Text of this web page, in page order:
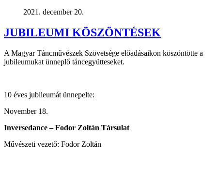
2021. december 20.
JUBILEUMI KÖSZÖNTÉSEK
A Magyar Táncművészek Szövetsége előadásaikon köszöntötte a
jubileumukat ünneplő táncegyütteseket.
10 éves jubileumát ünnepelte:
November 18.
Inversedance – Fodor Zoltán Társulat
Művészeti vezető: Fodor Zoltán